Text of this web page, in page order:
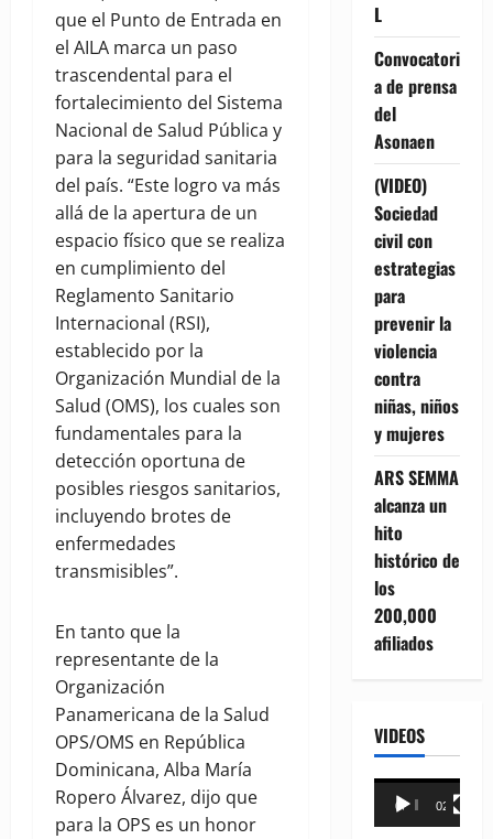
que el Punto de Entrada en
el AILA marca un paso
trascendental para el
fortalecimiento del Sistema
Nacional de Salud Pública y
para la seguridad sanitaria
del país. “Este logro va más
allá de la apertura de un
espacio físico que se realiza
en cumplimiento del
Reglamento Sanitario
Internacional (RSI),
establecido por la
Organización Mundial de la
Salud (OMS), los cuales son
fundamentales para la
detección oportuna de
posibles riesgos sanitarios,
incluyendo brotes de
enfermedades
transmisibles”.
En tanto que la
representante de la
Organización
Panamericana de la Salud
OPS/OMS en República
Dominicana, Alba María
Ropero Álvarez, dijo que
para la OPS es un honor
L
Convocatori
a de prensa
del
Asonaen
(VIDEO)
Sociedad
civil con
estrategias
para
prevenir la
violencia
contra
niñas, niños
y mujeres
ARS SEMMA
alcanza un
hito
histórico de
los
200,000
afiliados
VIDEOS
Reproductor
00:00 02:18